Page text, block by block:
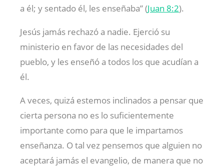
a él; y sentado él, les enseñaba” (Juan 8:2).
Jesús jamás rechazó a nadie. Ejerció su
ministerio en favor de las necesidades del
pueblo, y les enseñó a todos los que acudían a
él.
A veces, quizá estemos inclinados a pensar que
cierta persona no es lo suficientemente
importante como para que le impartamos
enseñanza. O tal vez pensemos que alguien no
aceptará jamás el evangelio, de manera que no